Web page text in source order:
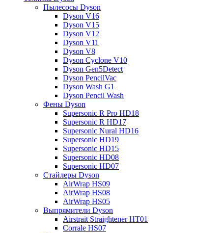
Пылесосы Dyson
Dyson V16
Dyson V15
Dyson V12
Dyson V11
Dyson V8
Dyson Cyclone V10
Dyson Gen5Detect
Dyson PencilVac
Dyson Wash G1
Dyson Pencil Wash
Фены Dyson
Supersonic R Pro HD18
Supersonic R HD17
Supersonic Nural HD16
Supersonic HD19
Supersonic HD15
Supersonic HD08
Supersonic HD07
Стайлеры Dyson
AirWrap HS09
AirWrap HS08
AirWrap HS05
Выпрямители Dyson
Airstrait Straightener HT01
Corrale HS07